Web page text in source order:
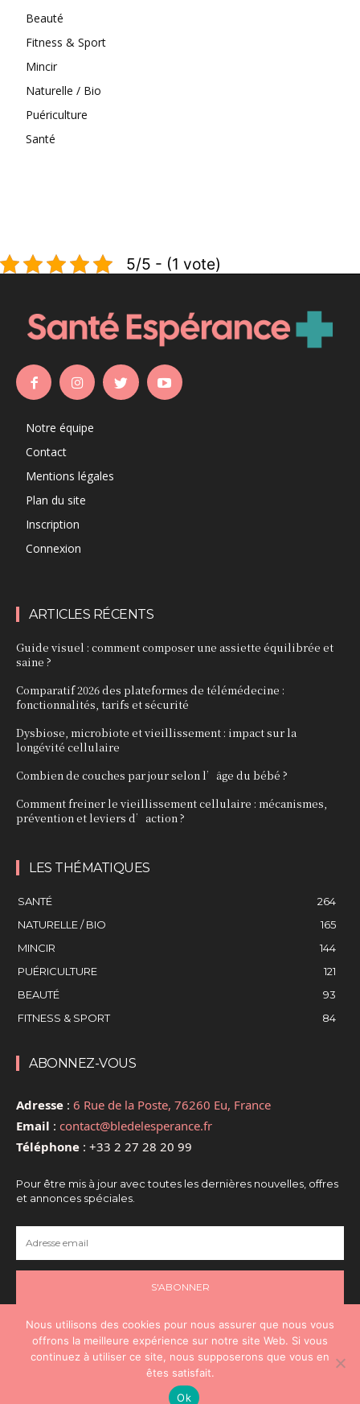
Beauté
Fitness & Sport
Mincir
Naturelle / Bio
Puériculture
Santé
5/5 - (1 vote)
Notre équipe
Contact
Mentions légales
Plan du site
Inscription
Connexion
ARTICLES RÉCENTS
Guide visuel : comment composer une assiette équilibrée et
saine ?
Comparatif 2026 des plateformes de télémédecine :
fonctionnalités, tarifs et sécurité
Dysbiose, microbiote et vieillissement : impact sur la
longévité cellulaire
Combien de couches par jour selon l’âge du bébé ?
Comment freiner le vieillissement cellulaire : mécanismes,
prévention et leviers d’action ?
LES THÉMATIQUES
SANTÉ
264
NATURELLE / BIO
165
MINCIR
144
PUÉRICULTURE
121
BEAUTÉ
93
FITNESS & SPORT
84
ABONNEZ-VOUS
Adresse : 6 Rue de la Poste, 76260 Eu, France
Email : contact@bledelesperance.fr
Téléphone : +33 2 27 28 20 99
Pour être mis à jour avec toutes les dernières nouvelles, offres
et annonces spéciales.
S'ABONNER
@2024 - Tous droits réservés - @Santé
Espérance
Nous utilisons des cookies pour nous assurer que nous vous
offrons la meilleure expérience sur notre site Web. Si vous
continuez à utiliser ce site, nous supposerons que vous en
êtes satisfait.
Ok